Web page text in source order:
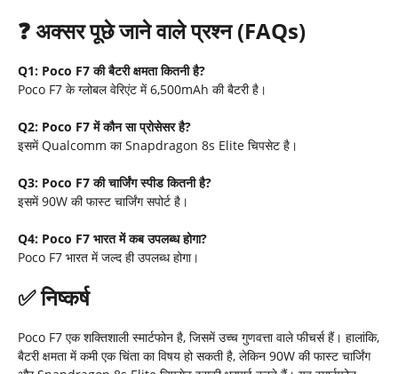
❓अक्सर पूछे जाने वाले प्रश्न (FAQs)
Q1: Poco F7की बैटरी क्षमता कितनी है?
Poco F7 के ग्लोबल वेरिएंट में 6,500mAh की बैटरी है।​
Q2: Poco F7में कौन सा प्रोसेसर है?
इसमें Qualcomm का Snapdragon 8s Elite चिपसेट है।​
Q3: Poco F7की चार्जिंग स्पीड कितनी है?
इसमें 90W की फास्ट चार्जिंग सपोर्ट है।
Q4: Poco F7 भारत में कब उपलब्ध होगा?
Poco F7 भारत में जल्द ही उपलब्ध होगा।​
✅निष्कर्ष
Poco F7 एक शक्तिशाली स्मार्टफोन है, जिसमें उच्च गुणवत्ता वाले फीचर्स हैं। हालांकि,
बैटरी क्षमता में कमी एक चिंता का विषय हो सकती है, लेकिन 90W की फास्ट चार्जिंग